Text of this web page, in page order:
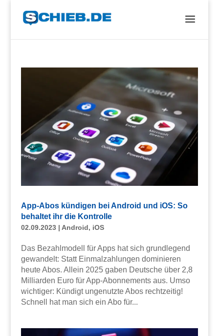
App-Abos kündigen bei Android und iOS: So
behaltet ihr die Kontrolle
02.09.2023| Android, iOS
Das Bezahlmodell für Apps hat sich grundlegend
gewandelt: Statt Einmalzahlungen dominieren
heute Abos. Allein 2025 gaben Deutsche über 2,8
Milliarden Euro für App-Abonnements aus. Umso
wichtiger: Kündigt ungenutzte Abos rechtzeitig!
Schnell hat man sich ein Abo für...